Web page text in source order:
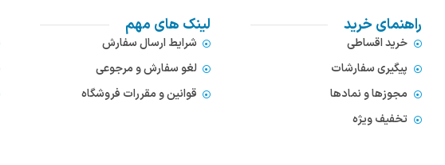
راهنمای خرید
خرید اقساطی
پیگیری سفارشات
مجوزها و نمادها
تخفیف ویژه
لینک های مهم
شرایط ارسال سفارش
لغو سفارش و مرجوعی
قوانین و مقررات فروشگاه